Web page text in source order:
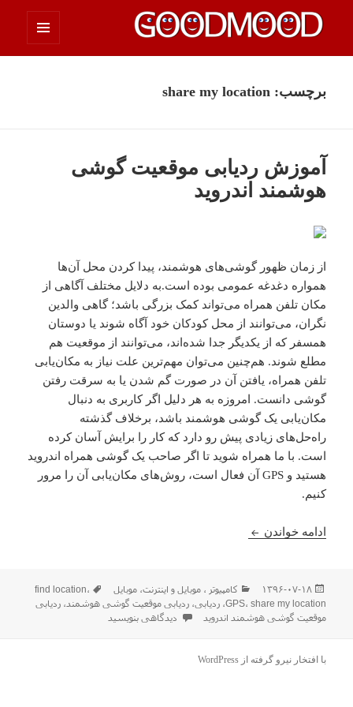
چیزای خووب مووب
برچسب:share my location
آموزش ردیابی موقعیت گوشی
هوشمند اندروید
از زمان ظهور گوشی‌های هوشمند، پیدا کردن محل آن‌ها
همواره دغدغه عمومی بوده است.به دلایل مختلف آگاهی از
مکان تلفن همراه می‌تواند کمک بزرگی باشد؛ گاهی والدین
نگران، می‌توانند از محل کودکان خود آگاه شوند ‌یا دوستان
همسفر که از یکدیگر جدا‌ شده‌اند، می‌توانند از موقعیت هم
مطلع شوند. هم‌چنین می‌توان مهم‌ترین علت نیاز به مکان‌یابی
تلفن همراه، یافتن آن در صورت گم شدن یا به سرقت رفتن
گوشی دانست. امروزه به هر دلیل اگر کاربری به دنبال
مکان‌یابی یک گوشی هوشمند باشد، بر‌خلاف گذشته
راه‌حل‌های زیادی پیش رو دارد که کار را برایش آسان کرده
است. با ما همراه شوید تا اگر صاحب یک گوشی همراه اندروید
هستید و GPS آن فعال است، روش‌های مکان‌یابی آن را مرور
کنیم.
ادامه خواندن آموزش ردیابی موقعیت گوشی هوشمند اندروید
ارسال
شده
در
۱۳۹۶-۰۷-۱۸ دسته‌ها
كامپيوتر ، موبایل و اينترنت،موبایل برچسب‌ها
find location،
GPS، share my location ،ردیابی،ردیابی موقعیت گوشی هوشمند،ردیابی
موقعیت گوشی هوشمند اندروید
برای آموزش ردیابی موقعیت گوشی هوشمند
دیدگاهی بنویسید
با افتخار نیرو گرفته از WordPress